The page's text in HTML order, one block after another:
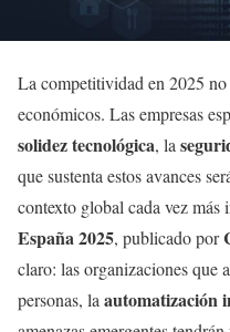
La competitividad en 2025
económicos. Las empresas
solidez tecnológica, la
que sustenta estos avances
contexto global cada vez más
España 2025, publicado por
claro: las organizaciones que
personas, laautomatización